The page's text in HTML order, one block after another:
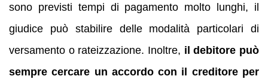
sono previsti tempi di pagamento molto lunghi, il
giudice può stabilire delle modalità particolari di
versamento o rateizzazione. Inoltre, il debitore può
sempre cercare un accordo con il creditore per